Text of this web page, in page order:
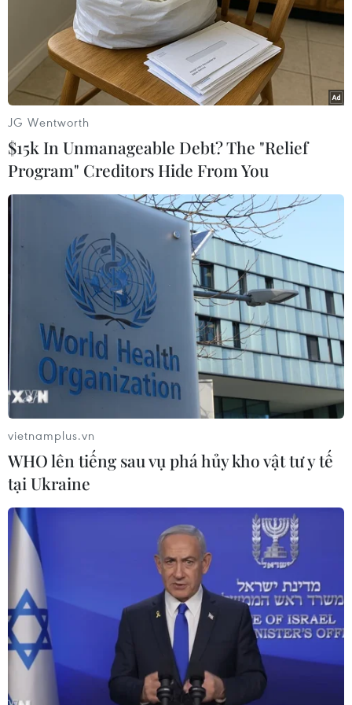
Đại chiến chip giữa Mỹ và Trung Quốc:
'Trò chơi' cùng thiệt
31/01/2023 08:04
Mỹ đang tự sản xuất chip và lôi kéo nước đồng minh
thực hiện các biện pháp tương tự, công khai mục đích
kiềm chế sự phát triển của ngành công nghiệp chip
Trung Quốc.
Tổng thống Hàn Quốc: Chất bán dẫn là tài
sản an ninh quốc gia
02/02/2023 03:31
JG Wentworth
$15k In Unmanageable Debt? The "Relief
Program" Creditors Hide From You
vietnamplus.vn
WHO lên tiếng sau vụ phá hủy kho vật tư y tế
tại Ukraine